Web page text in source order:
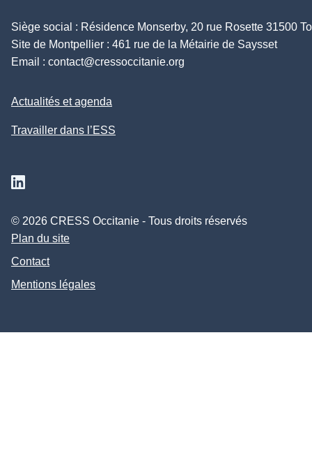
Siège social : Résidence Monserby, 20 rue Rosette 31500
Site de Montpellier : 461 rue de la Métairie de Saysset
Email : contact@cressoccitanie.org
Actualités et agenda
Travailler dans l’ESS
© 2026 CRESS Occitanie - Tous droits réservés
Plan du site
Contact
Mentions légales